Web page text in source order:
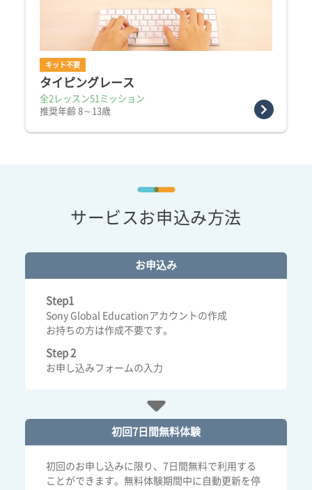
キット不要
タイピングレース
全2レッスン51ミッション
推奨年齢 8～13歳
サービスお申込み方法
お申込み
Step1
Sony Global Educationアカウントの作成
お持ちの方は作成不要です。
Step 2
お申し込みフォームの入力
初回7日間無料体験
初回のお申し込みに限り、7日間無料で利用する
ことができます。無料体験期間中に自動更新を停